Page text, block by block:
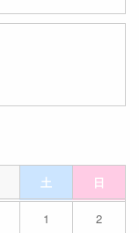
土 日
1
2